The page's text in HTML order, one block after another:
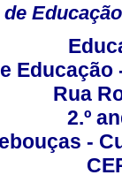
Educação
Rua
2.º
-